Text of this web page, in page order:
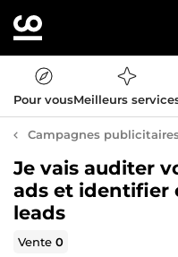
Pour vousMeilleurs
Campagnes
Je vais auditer
ads et identifier
leads
Vente0